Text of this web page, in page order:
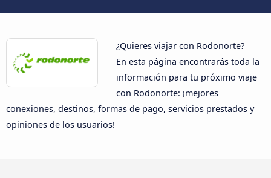
¿Quieres viajar con Rodonorte?
En esta página encontrarás toda la
información para tu próximo viaje
con Rodonorte: ¡mejores
conexiones, destinos, formas de pago, servicios prestados y
opiniones de los usuarios!